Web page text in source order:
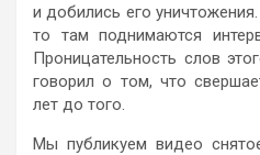
и добились его
то там поднимаются
Проницательность слов
говорил о том, что
лет до того.
Мы публикуем видео